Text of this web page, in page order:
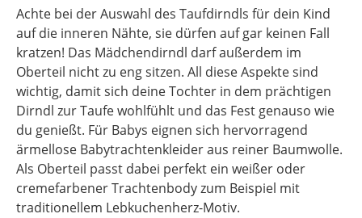
Achte bei der Auswahl des Taufdirndls für dein Kind
auf die inneren Nähte, sie dürfen auf gar keinen Fall
kratzen! Das Mädchendirndl darf außerdem im
Oberteil nicht zu eng sitzen. All diese Aspekte sind
wichtig, damit sich deine Tochter in dem prächtigen
Dirndl zur Taufe wohlfühlt und das Fest genauso wie
du genießt. Für Babys eignen sich hervorragend
ärmellose Babytrachtenkleider aus reiner Baumwolle.
Als Oberteil passt dabei perfekt ein weißer oder
cremefarbener Trachtenbody zum Beispiel mit
traditionellem Lebkuchenherz-Motiv.